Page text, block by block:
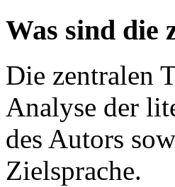
Was sind die
Die zentralen
Analyse der
des Autors
Zielsprache.